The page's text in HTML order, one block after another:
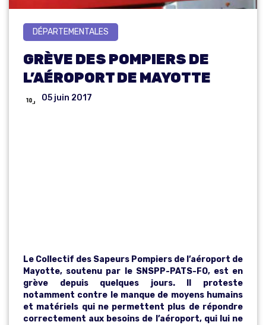
DÉPARTEMENTALES
GRÈVE DES POMPIERS DE
L’AÉROPORT DE MAYOTTE
05 juin 2017
Le Collectif des Sapeurs Pompiers de l’aéroport de
Mayotte, soutenu par le SNSPP-PATS-FO, est en
grève depuis quelques jours. Il proteste
notamment contre le manque de moyens humains
et matériels qui ne permettent plus de répondre
correctement aux besoins de l’aéroport, qui lui ne